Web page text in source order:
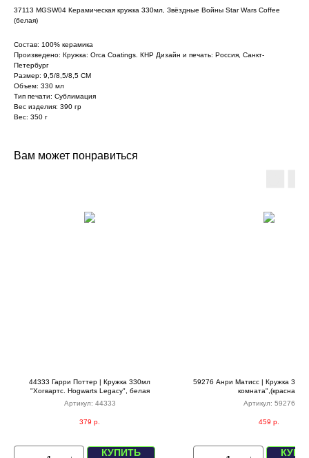
37113 MGSW04 Керамическая кружка 330мл, Звёздные Войны Star Wars Coffee
(белая)
Состав: 100% керамика
Произведено: Кружка: Orca Coatings. КНР Дизайн и печать: Россия, Санкт-
Петербург
Размер: 9,5/8,5/8,5 СМ
Объем: 330 мл
Тип печати: Сублимация
Вес изделия: 390 гр
Вес: 350 г
Вам может понравиться
44333 Гарри Поттер | Кружка 330мл
"Хогвартс. Hogwarts Legacy", белая
Артикул: 44333
379 р.
КУПИТЬ
59276 Анри Матисс | Кружка
комната",(красная)
Артикул: 59276
459 р.